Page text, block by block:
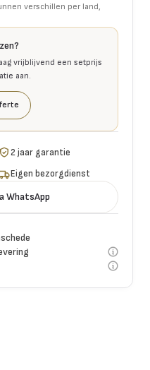
verschillen per land,
vrijblijvend een setprijs
aan.
2 jaar garantie
Eigen bezorgdienst
WhatsApp